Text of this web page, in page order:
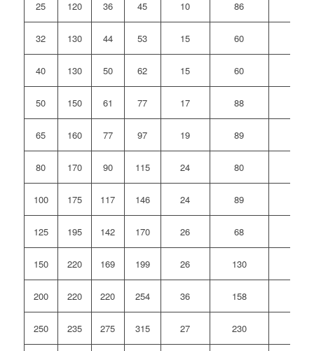
25 120 36 45 10 86
32 130 44 53 15 60
40 130 50 62 15 60
50 150 61 77 17 88
65 160 77 97 19 89
80 170 90 115 24 80
100 175 117 146 24 89
125 195 142 170 26 68
150 220 169 199 26 130
200 220 220 254 36 158
250 235 275 315 27 230